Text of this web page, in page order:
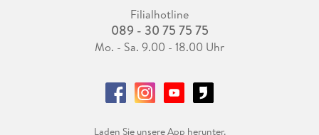
Filialhotline
089 - 30 75 75 75
Mo. - Sa. 9.00 - 18.00 Uhr
Laden Sie unsere App herunter.